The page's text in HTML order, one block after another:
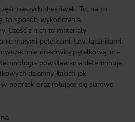
naszych dresówek. To, na co
to sposób wykończenia
Część z nich to materiały
małymi pętelkami, tzw. łącznikami.
dresówką pętelkową, ma
powstawania determinuje
dzianiny, takich jak
poprzek oraz rolujące się surowe